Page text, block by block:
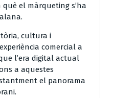
el màrqueting s’ha
cultura i
comercial a
l’era digital actual
a aquestes
el panorama